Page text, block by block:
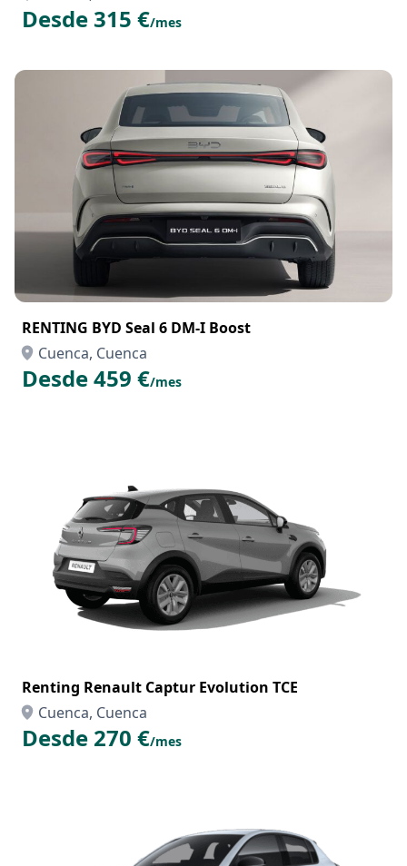
Desde 315 €/mes
RENTING BYD Seal 6 DM-I Boost
Cuenca, Cuenca
Desde 459 €/mes
Renting Renault Captur Evolution TCE
Cuenca, Cuenca
Desde 270 €/mes